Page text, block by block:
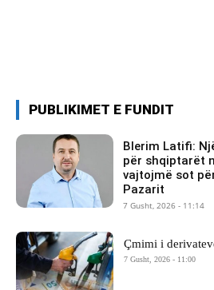
PUBLIKIMET E FUNDIT
Blerim Latifi:
për shqiptarët
vajtojmë sot
Pazarit
7 Gusht, 2026 - 11:14
Çmimi i
7 Gusht, 2026 - 11:00